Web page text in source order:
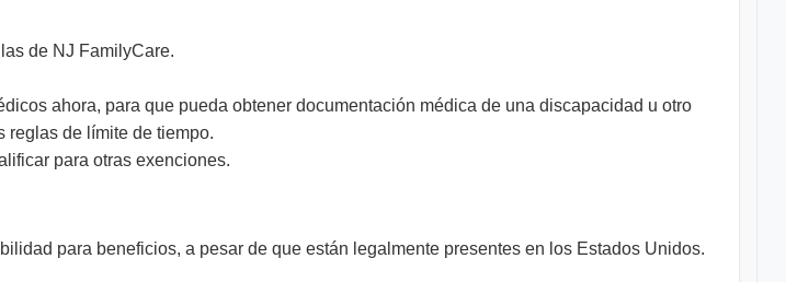
de NJ FamilyCare.
ahora, para que pueda obtener documentación médica de una discapacidad u otro
reglas de límite de tiempo.
para otras exenciones.
para beneficios, a pesar de que están legalmente presentes en los Estados Unidos.